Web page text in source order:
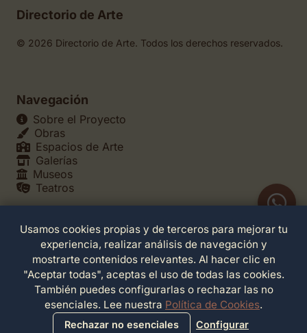
Directorio de Arte
© 2026 Directorio de Arte. Todos los derechos reservados.
Navegación
Sobre el Proyecto
Obras
Espacios de Arte
Galerías
Museos
Teatros
Legales
Política de Privacidad
Política de Cookies
Configuración de Cookies
Términos de Servicio
Contacto
Usamos cookies propias y de terceros para mejorar tu
experiencia, realizar análisis de navegación y
mostrarte contenidos relevantes. Al hacer clic en
"Aceptar todas", aceptas el uso de todas las cookies.
También puedes configurarlas o rechazar las no
esenciales. Lee nuestra Política de Cookies.
Rechazar no esenciales Configurar